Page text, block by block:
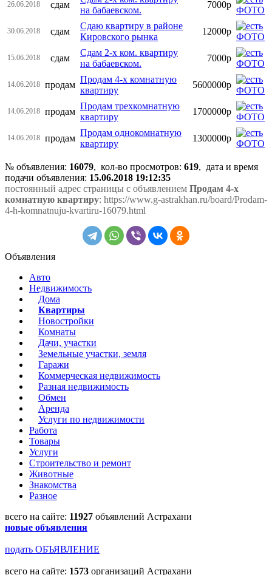
26.06.2018 сдам
на бабаевском.
7000р
30.06.2018 сдам
Сдаю квартиру в районе
Кировского рынка
12000р
15.06.2018 сдам
Сдам 2-х ком. квартиру
на бабаевском.
7000р
14.06.2018 продам
Продам 4-х комнатную
квартиру
5600000р
14.06.2018 продам
Продам трехкомнатную
квартиру
1700000р
14.06.2018 продам
Продам однокомнатную
квартиру
1300000р
№ объявления: 16079, кол-во просмотров: 619, дата и время
подачи объявления: 15.06.2018 19:12:35
постоянный адрес страницы с объявлением Продам 4-х
комнатную квартиру: https://www.g-astrakhan.ru/board/Prodam-
4-h-komnatnuju-kvartiru-16079.html
Объявления
Авто
Недвижимость
Дома
Квартиры
Новостройки
Комнаты
Дачи, участки
Земельные участки, земля
Гаражи
Коммерческая недвижимость
Разная недвижимость
Обмен
Аренда
Услуги по недвижимости
Работа
Товары
Услуги
Строительство и ремонт
Животные
Знакомства
Разное
всего на сайте: 11927 объявлений Астрахани
новые объявления
подать ОБЪЯВЛЕНИЕ
всего на сайте: 1573 организаций Астрахани